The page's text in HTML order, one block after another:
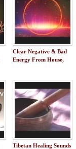
Clear Negative & Bad
Energy From House,
Bowl Music
Tibetan Healing Sounds